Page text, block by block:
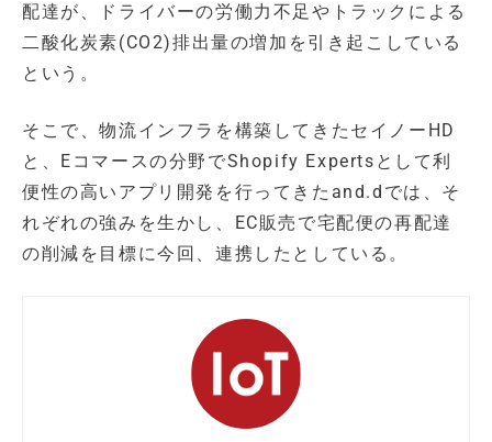
配達が、ドライバーの労働力不足やトラックによる
二酸化炭素(CO2)排出量の増加を引き起こしている
という。
そこで、物流インフラを構築してきたセイノーHD
と、Eコマースの分野でShopify Expertsとして利
便性の高いアプリ開発を行ってきたand.dでは、そ
れぞれの強みを生かし、EC販売で宅配便の再配達
の削減を目標に今回、連携したとしている。